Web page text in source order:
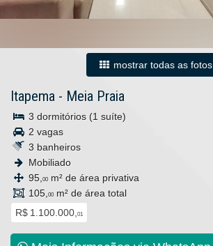
mostrar todas as fotos
Itapema - Meia Praia
3 dormitórios (1 suíte)
2 vagas
3 banheiros
Mobiliado
95, 00 m² de área privativa
105, 00 m² de área total
R$ 1.100.000, 01